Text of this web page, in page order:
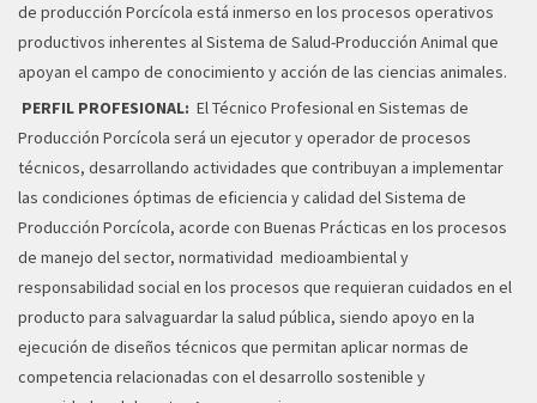
de producción Porcícola está inmerso en los procesos operativos
productivos inherentes al Sistema de Salud-Producción Animal que
apoyan el campo de conocimiento y acción de las ciencias animales.
PERFIL PROFESIONAL: El Técnico Profesional en Sistemas de
Producción Porcícola será un ejecutor y operador de procesos
técnicos, desarrollando actividades que contribuyan a implementar
las condiciones óptimas de eficiencia y calidad del Sistema de
Producción Porcícola, acorde con Buenas Prácticas en los procesos
de manejo del sector, normatividad medioambiental y
responsabilidad social en los procesos que requieran cuidados en el
producto para salvaguardar la salud pública, siendo apoyo en la
ejecución de diseños técnicos que permitan aplicar normas de
competencia relacionadas con el desarrollo sostenible y